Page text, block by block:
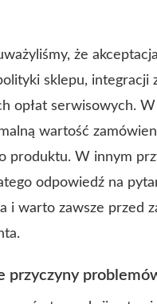
że
sklepu, integracji
opłat serwisowych.
wartość
produktu. W innym
odpowiedź na
i warto zawsze przed
przyczyny